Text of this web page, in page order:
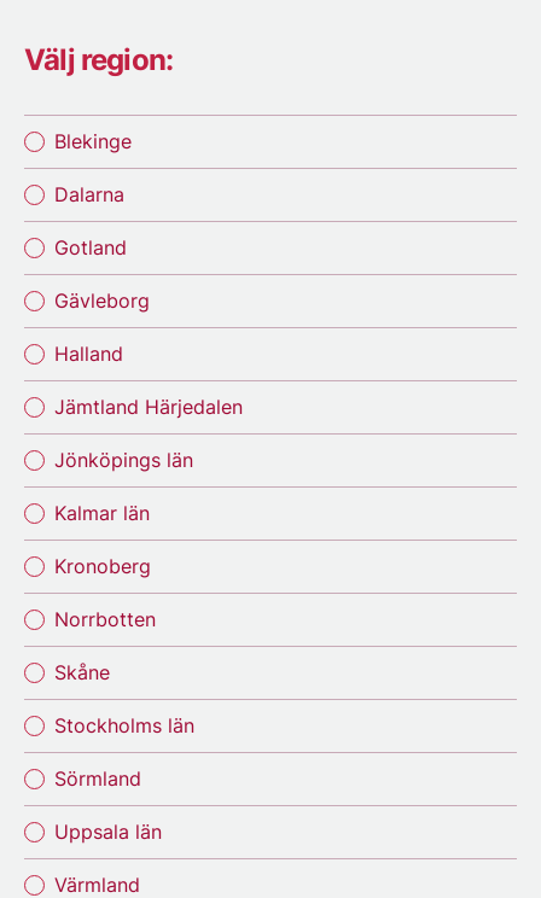
Välj region:
Blekinge
Dalarna
Gotland
Gävleborg
Halland
Jämtland Härjedalen
Jönköpings län
Kalmar län
Kronoberg
Norrbotten
Skåne
Stockholms län
Sörmland
Uppsala län
Värmland